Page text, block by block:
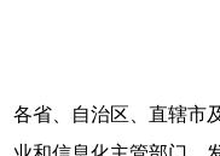
各省、自治区、直辖市